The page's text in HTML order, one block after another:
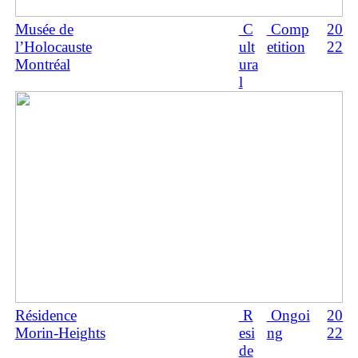
Musée de
l’Holocauste
Montréal
C
ult
ura
l
Comp
etition
20
22
Résidence
Morin-Heights
R
esi
de
Ongoi
ng
20
22